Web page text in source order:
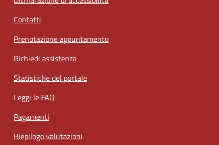
Contatti
Prenotazione appuntamento
Richiedi assistenza
Statistiche del portale
Leggi le FAQ
Pagamenti
Riepilogo valutazioni